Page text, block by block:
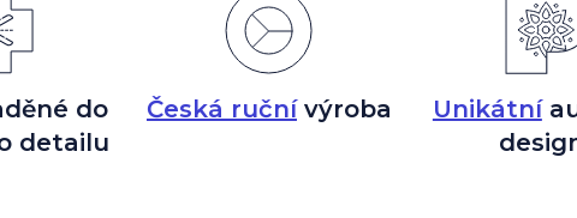
do
detailu
Česká ručnívýroba Unikátní